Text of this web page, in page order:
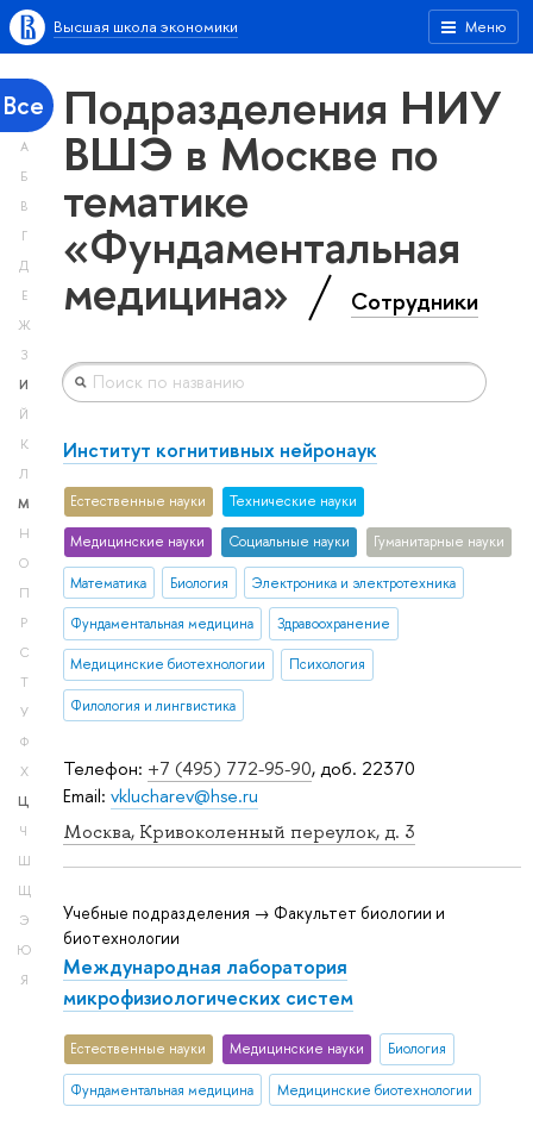
Меню
Высшая школа экономики
Все
А
Б
В
Г
Д
Е
Ж
З
И
Й
К
Л
М
Н
О
П
Р
С
Т
У
Ф
Х
Ц
Ч
Ш
Щ
Э
Ю
Я
Подразделения НИУ
ВШЭ в Москве по
тематике
«Фундаментальная
медицина» Сотрудники
Телефон: +7 (495) 772-95-90, доб. 22370
Email: vklucharev@hse.ru
Москва, Кривоколенный переулок, д. 3
Институт когнитивных нейронаук
Естественные науки Тех­ничес­кие науки
Медицинские науки Социальные науки Гуманитарные науки
Математика Биология Электроника и электротехника
Фундаментальная медицина Здравоохранение
Медицинские биотехнологии Психология
Филология и лингвистика
Учебные подразделения → Факультет биологии и
биотехнологии
Международная лаборатория
микрофизиологических систем
Естественные науки Медицинские науки Биология
Фундаментальная медицина Медицинские биотехнологии